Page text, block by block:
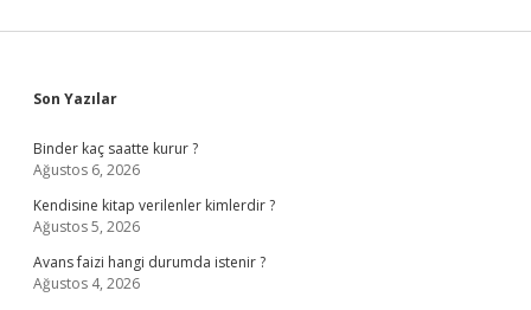
Sidebar
Son Yazılar
Binder kaç saatte kurur ?
Ağustos 6, 2026
Kendisine kitap verilenler kimlerdir ?
Ağustos 5, 2026
Avans faizi hangi durumda istenir ?
Ağustos 4, 2026